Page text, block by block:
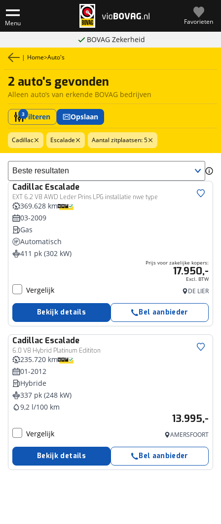
Menu Favorieten
BOVAG Zekerheid
| Home>Auto's
2 auto's gevonden
Alleen auto’s van erkende BOVAG bedrijven
3Filteren Opslaan
Cadillac Escalade Aantal zitplaatsen: 5
Sorteer resultaten
Cadillac Escalade
EXT 6.2 V8 AWD Leder Prins LPG installatie nwe type
Bedrijfswagen
369.628 km
03-2009
Gas
Automatisch
411 pk (302 kW)
Prijs voor zakelijke kopers:
17.950,-
Excl. BTW
Vergelijk DE LIER
Bekijk details Bel aanbieder
Cadillac Escalade
6.0 V8 Hybrid Platinum Edititon
235.720 km
01-2012
Hybride
337 pk (248 kW)
9,2 l/100 km
13.995,-
Vergelijk AMERSFOORT
Bekijk details Bel aanbieder